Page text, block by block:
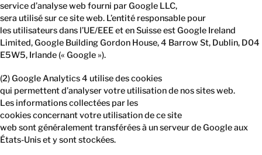
service d’analyse web fourni par Google LLC,
sera utilisé sur ce site web. L’entité responsable pour
les utilisateurs dans l’UE/EEE et en Suisse est Google Ireland
Limited, Google Building Gordon House, 4 Barrow St, Dublin, D04
E5W5, Irlande (« Google »).
(2) Google Analytics 4 utilise des cookies
qui permettent d’analyser votre utilisation de nos sites web.
Les informations collectées par les
cookies concernant votre utilisation de ce site
web sont généralement transférées à un serveur de Google aux
États-Unis et y sont stockées.